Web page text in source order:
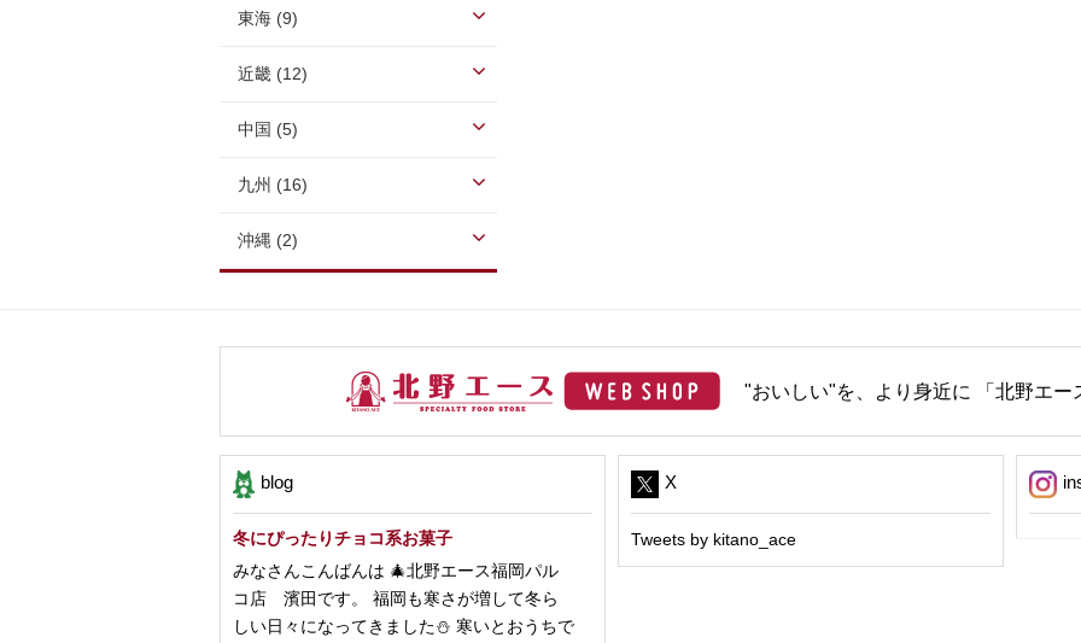
東海 (9)
近畿 (12)
中国 (5)
九州 (16)
沖縄 (2)
"おいしい"を、より身近に 「北野エー
blog
冬にぴったりチョコ系お菓子
みなさんこんばんは 🎄北野エース福岡パル
コ店 濱田です。 福岡も寒さが増して冬ら
しい日々になってきました⛄️ 寒いとおうちで
X
Tweets by kitano_ace